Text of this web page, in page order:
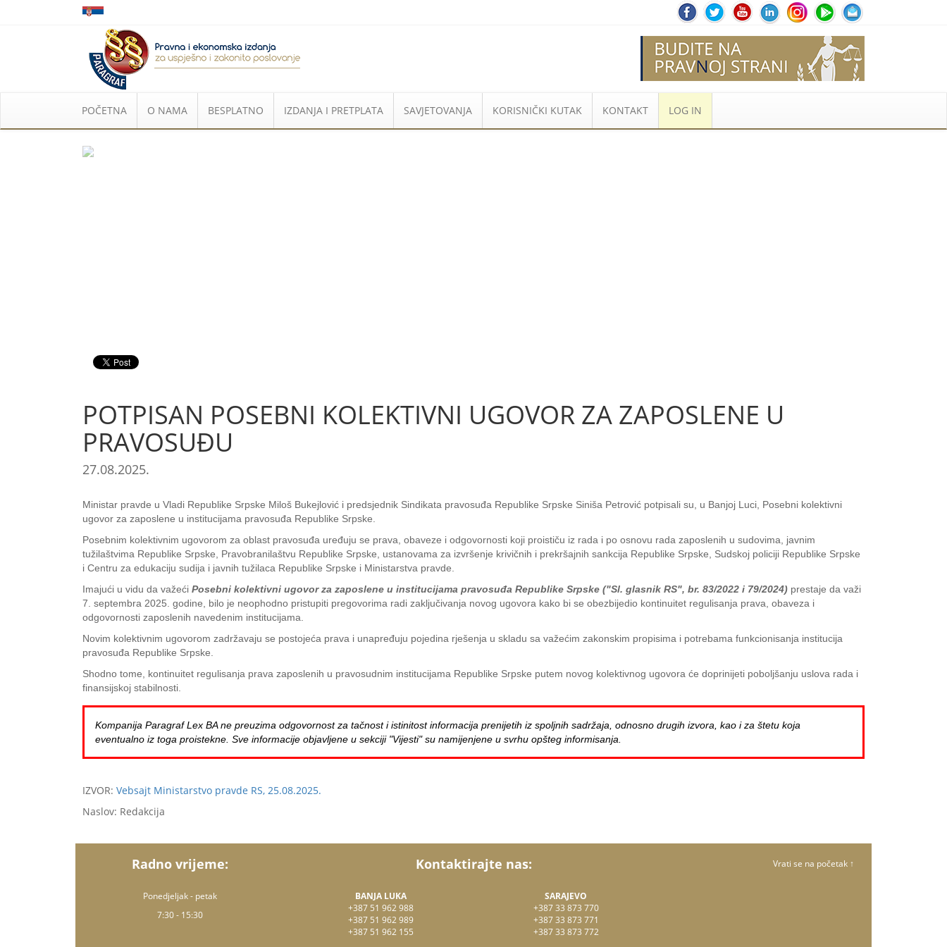
POČETNA O NAMA BESPLATNO IZDANJA I PRETPLATA SAVJETOVANJA KORISNIČKI KUTAK KONTAKT LOG IN
POTPISAN POSEBNI KOLEKTIVNI UGOVOR ZA ZAPOSLENE U
PRAVOSUĐU
27.08.2025.
Ministar pravde u Vladi Republike Srpske Miloš Bukejlović i predsjednik Sindikata pravosuđa Republike Srpske Siniša Petrović potpisali su, u Banjoj Luci, Posebni kolektivni
ugovor za zaposlene u institucijama pravosuđa Republike Srpske.
Posebnim kolektivnim ugovorom za oblast pravosuđa uređuju se prava, obaveze i odgovornosti koji proističu iz rada i po osnovu rada zaposlenih u sudovima, javnim
tužilaštvima Republike Srpske, Pravobranilaštvu Republike Srpske, ustanovama za izvršenje krivičnih i prekršajnih sankcija Republike Srpske, Sudskoj policiji Republike Srpske
i Centru za edukaciju sudija i javnih tužilaca Republike Srpske i Ministarstva pravde.
Imajući u vidu da važeći Posebni kolektivni ugovor za zaposlene u institucijama pravosuđa Republike Srpske ("Sl. glasnik RS", br. 83/2022 i 79/2024) prestaje da važi
7. septembra 2025. godine, bilo je neophodno pristupiti pregovorima radi zaključivanja novog ugovora kako bi se obezbijedio kontinuitet regulisanja prava, obaveza i
odgovornosti zaposlenih navedenim institucijama.
Novim kolektivnim ugovorom zadržavaju se postojeća prava i unapređuju pojedina rješenja u skladu sa važećim zakonskim propisima i potrebama funkcionisanja institucija
pravosuđa Republike Srpske.
Shodno tome, kontinuitet regulisanja prava zaposlenih u pravosudnim institucijama Republike Srpske putem novog kolektivnog ugovora će doprinijeti poboljšanju uslova rada i
finansijskoj stabilnosti.
Kompanija Paragraf Lex BA ne preuzima odgovornost za tačnost i istinitost informacija prenijetih iz spoljnih sadržaja, odnosno drugih izvora, kao i za štetu koja
eventualno iz toga proistekne. Sve informacije objavljene u sekciji "Vijesti" su namijenjene u svrhu opšteg informisanja.
IZVOR: Vebsajt Ministarstvo pravde RS, 25.08.2025.
Naslov: Redakcija
Radno vrijeme:
Ponedjeljak - petak
7:30 - 15:30
Kontaktirajte nas:
BANJA LUKA
+387 51 962 988
+387 51 962 989
+387 51 962 155
SARAJEVO
+387 33 873 770
+387 33 873 771
+387 33 873 772
Vrati se na početak ↑